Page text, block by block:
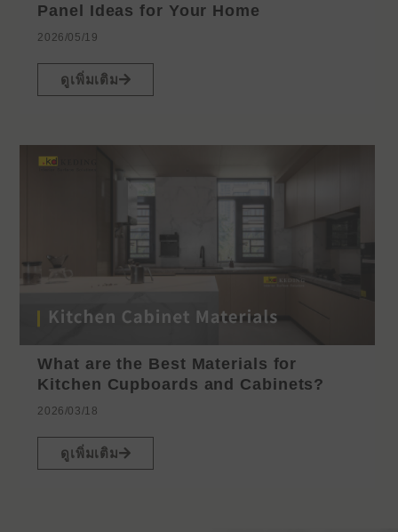
Panel Ideas for Your Home
2026/05/19
ดูเพิ่มเติม
What are the Best Materials for
Kitchen Cupboards and Cabinets?
2026/03/18
ดูเพิ่มเติม